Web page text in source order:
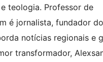
teologia. Professor de
é jornalista, fundador
notícias regionais e
transformador,